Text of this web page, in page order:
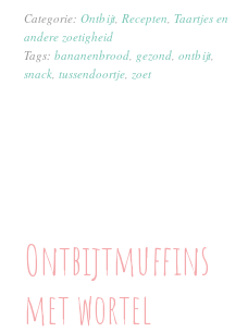
Categorie:Ontbijt Recepten ,Taartjes en
andere zoetigheid
Tags:bananenbrood gezond ,ontbijt
snack ,tussendoortje zoet
Ontbijtmuffins
met wortel